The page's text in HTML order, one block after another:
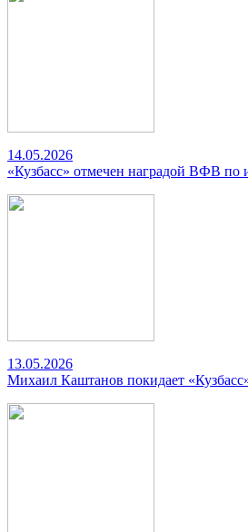
14.05.2026
«Кузбасс» отмечен наградой ВФВ по
13.05.2026
Михаил Каштанов покидает